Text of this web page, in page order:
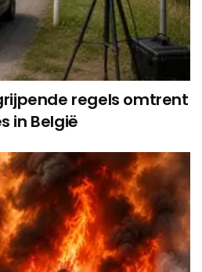
regels omtrent
in België